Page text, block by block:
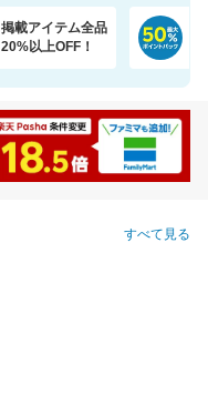
掲載アイテム全品
20%以上OFF！
すべて見る